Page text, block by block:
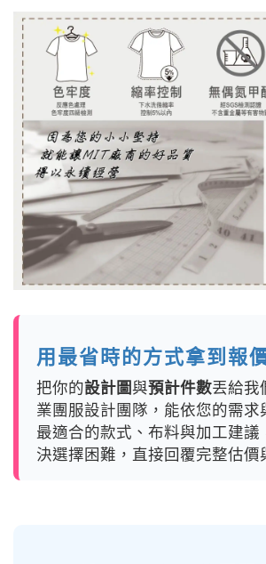
用最省時的方式拿到報
把你的設計圖與預計件數丟給我
業團服設計團隊，能依您的需求
最適合的款式、布料與加工建議
決選擇困難，直接回覆完整估價